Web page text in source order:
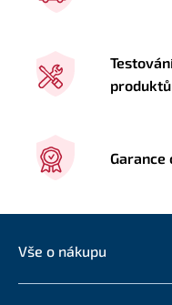
produktů
Garance
Vše o nákupu